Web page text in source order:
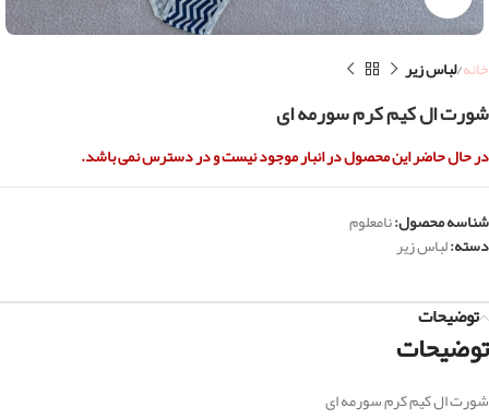
خانه لباس زیر
شورت ال کیم کرم سورمه ای
در حال حاضر این محصول در انبار موجود نیست و در دسترس نمی باشد.
شناسه محصول:نامعلوم
دسته:لباس زیر
توضیحات
توضیحات
شورت ال کیم کرم سورمه ای